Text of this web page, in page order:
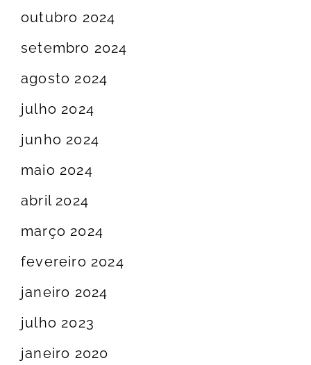
outubro 2024
setembro 2024
agosto 2024
julho 2024
junho 2024
maio 2024
abril 2024
março 2024
fevereiro 2024
janeiro 2024
julho 2023
janeiro 2020